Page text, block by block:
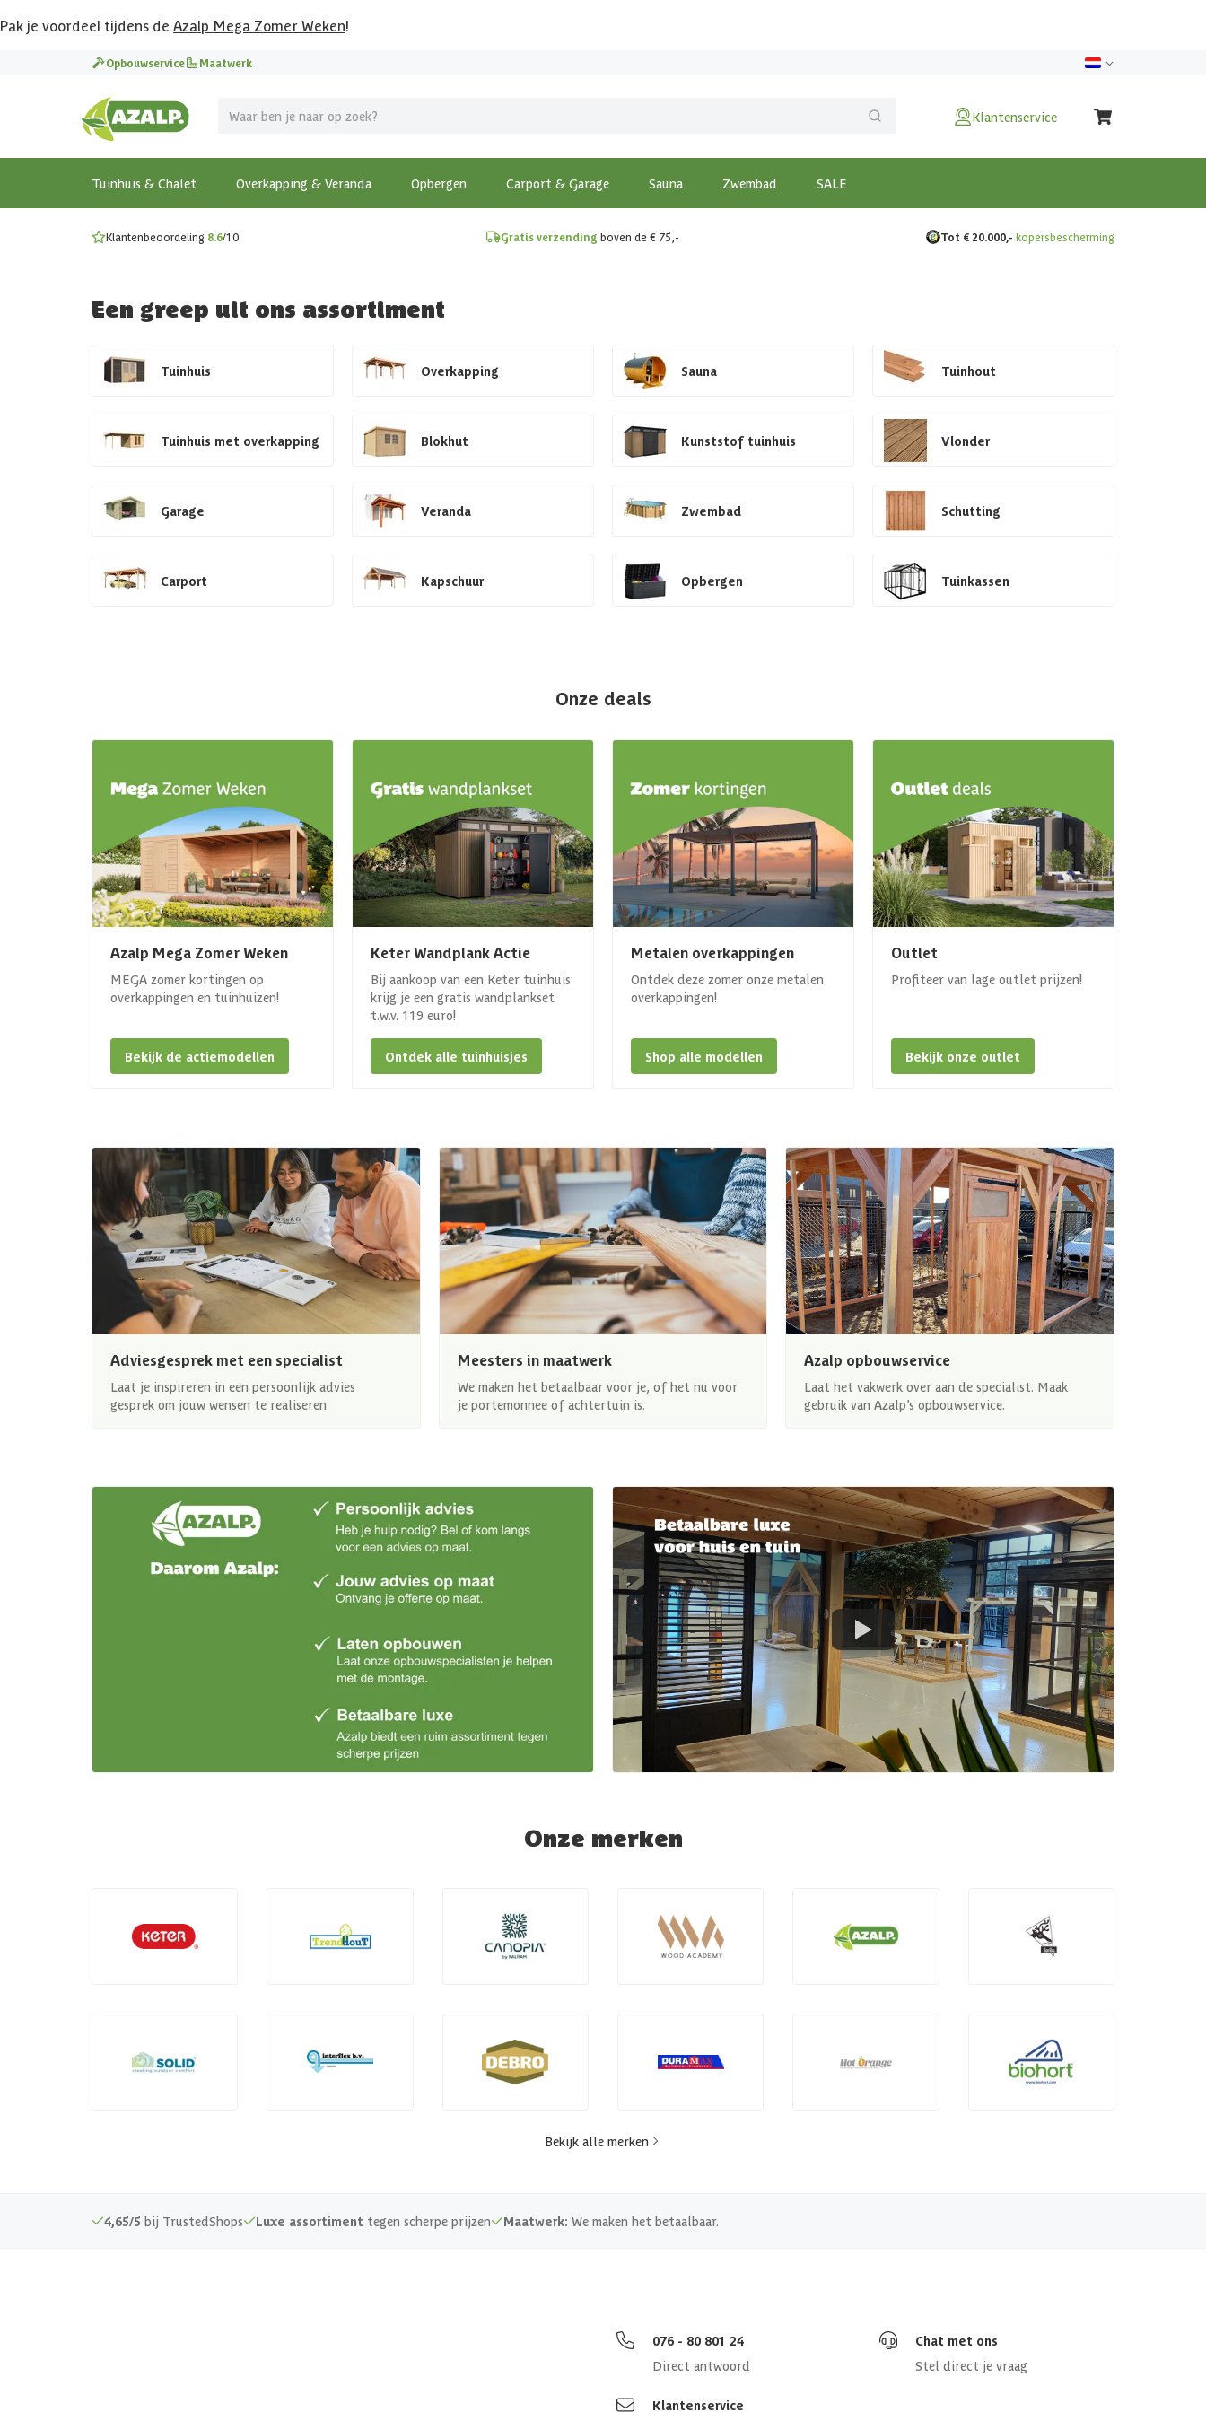
Pak je voordeel tijdens de Azalp Mega Zomer Weken!
Opbouwservice Maatwerk
Klantenservice
Tuinhuis & Chalet Overkapping & Veranda Opbergen Carport & Garage Sauna Zwembad SALE
Vier vakantie in je tuin
MEGA zomer kortingen op overkappingen en tuinhuizen!
Bekijk de actiemodellen
Gratis wandplankset
Ontdek onze metalen overkappingen
Klantenbeoordeling 8.6/10 Gratis verzending boven de € 75,- Tot € 20.000,- kopersbescherming
Een greep uit ons assortiment
Tuinhuis Overkapping Sauna Tuinhout
Tuinhuis met overkapping Blokhut Kunststof tuinhuis Vlonder
Garage Veranda Zwembad Schutting
Carport Kapschuur Opbergen Tuinkassen
Onze deals
Azalp Mega Zomer Weken
MEGA zomer kortingen op
overkappingen en tuinhuizen!
Bekijk de actiemodellen
Keter Wandplank Actie
Bij aankoop van een Keter tuinhuis
krijg je een gratis wandplankset
t.w.v. 119 euro!
Ontdek alle tuinhuisjes
Metalen overkappingen
Ontdek deze zomer onze metalen
overkappingen!
Shop alle modellen
Outlet
Profiteer van lage outlet prijzen!
Bekijk onze outlet
Adviesgesprek met een specialist
Laat je inspireren in een persoonlijk advies
gesprek om jouw wensen te realiseren
Meesters in maatwerk
We maken het betaalbaar voor je, of het nu voor
je portemonnee of achtertuin is.
Azalp opbouwservice
Laat het vakwerk over aan de specialist. Maak
gebruik van Azalp’s opbouwservice.
Onze merken
Bekijk alle merken
4,65/5 bij TrustedShops Luxe assortiment tegen scherpe prijzen Maatwerk: We maken het betaalbaar.
076 - 80 801 24
Direct antwoord
Chat met ons
Stel direct je vraag
Klantenservice